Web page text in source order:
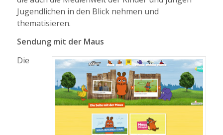
Jugendlichen in den Blick nehmen und
thematisieren.
Sendung mit der Maus
Die